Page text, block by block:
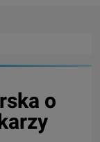
o